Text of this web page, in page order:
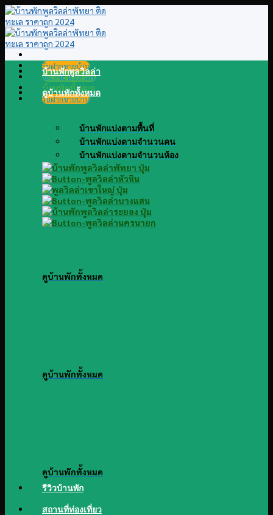
Skip
to
content
รับฝากขายบ้าน
@LINE แอดไลน์
บ้านพักทั้งหมด
รับฝากขายบ้าน
บ้านพักพูลวิลล่า
ดูบ้านพักทั้งหมด
บ้านพักแบ่งตามพื้นที่
บ้านพักแบ่งตามจำนวนคน
บ้านพักแบ่งตามจำนวนห้อง
ดูบ้านพักทั้งหมด
ดูบ้านพักทั้งหมด
ดูบ้านพักทั้งหมด
รีวิวบ้านพัก
สถานที่ท่องเที่ยว